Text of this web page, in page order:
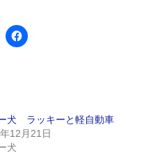
犬 ラッキーと軽自動車
12月21日
犬